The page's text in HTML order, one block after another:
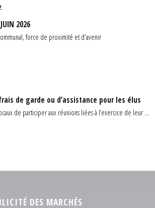
2026
force de proximité et d'avenir
de garde ou d’assistance pour les élus
de participer aux réunions liées à l’exercice de leur ...
DES MARCHÉS